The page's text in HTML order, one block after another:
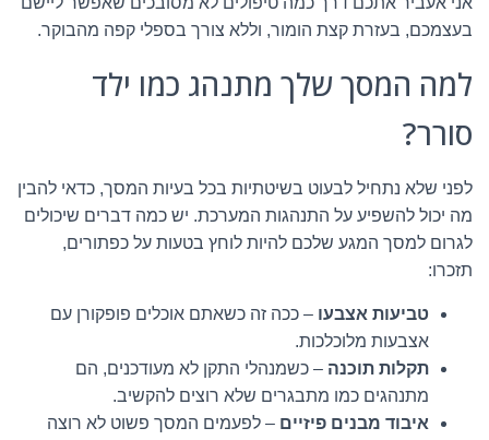
בעצמכם, בעזרת קצת הומור, וללא צורך בספלי קפה מהבוקר.
למה המסך שלך מתנהג כמו ילד
סורר?
לפני שלא נתחיל לבעוט בשיטתיות בכל בעיות המסך, כדאי להבין
מה יכול להשפיע על התנהגות המערכת. יש כמה דברים שיכולים
לגרום למסך המגע שלכם להיות לוחץ בטעות על כפתורים,
תזכרו:
טביעות אצבעו – ככה זה כשאתם אוכלים פופקורן עם
אצבעות מלוכלכות.
תקלות תוכנה – כשמנהלי התקן לא מעודכנים, הם
מתנהגים כמו מתבגרים שלא רוצים להקשיב.
איבוד מבנים פיזיים – לפעמים המסך פשוט לא רוצה